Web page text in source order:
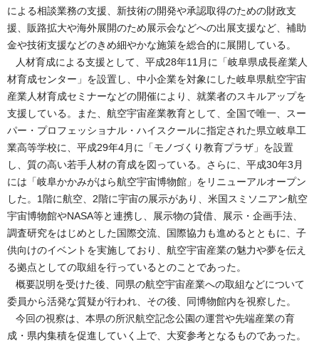
による相談業務の支援、新技術の開発や承認取得のための財政支
援、販路拡大や海外展開のため展示会などへの出展支援など、補助
金や技術支援などのきめ細やかな施策を総合的に展開している。
人材育成による支援として、平成28年11月に「岐阜県成長産業人
材育成センター」を設置し、中小企業を対象にした岐阜県航空宇宙
産業人材育成セミナーなどの開催により、就業者のスキルアップを
支援している。また、航空宇宙産業教育として、全国で唯一、スー
パー・プロフェッショナル・ハイスクールに指定された県立岐阜工
業高等学校に、平成29年4月に「モノづくり教育プラザ」を設置
し、質の高い若手人材の育成を図っている。さらに、平成30年3月
には「岐阜かかみがはら航空宇宙博物館」をリニューアルオープン
した。1階に航空、2階に宇宙の展示があり、米国スミソニアン航空
宇宙博物館やNASA等と連携し、展示物の貸借、展示・企画手法、
調査研究をはじめとした国際交流、国際協力も進めるとともに、子
供向けのイベントを実施しており、航空宇宙産業の魅力や夢を伝え
る拠点としての取組を行っているとのことであった。
概要説明を受けた後、同県の航空宇宙産業への取組などについて
委員から活発な質疑が行われ、その後、同博物館内を視察した。
今回の視察は、本県の所沢航空記念公園の運営や先端産業の育
成・県内集積を促進していく上で、大変参考となるものであった。